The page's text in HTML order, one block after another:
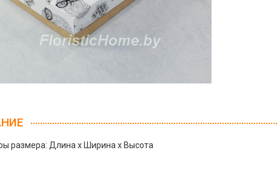
размера: Длина х Ширина х Высота